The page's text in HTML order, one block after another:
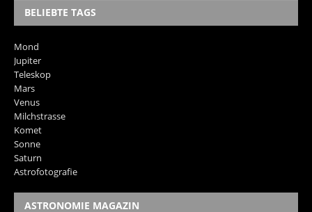
BELIEBTE TAGS
Mond
Jupiter
Teleskop
Mars
Venus
Milchstrasse
Komet
Sonne
Saturn
Astrofotografie
ASTRONOMIE MAGAZIN